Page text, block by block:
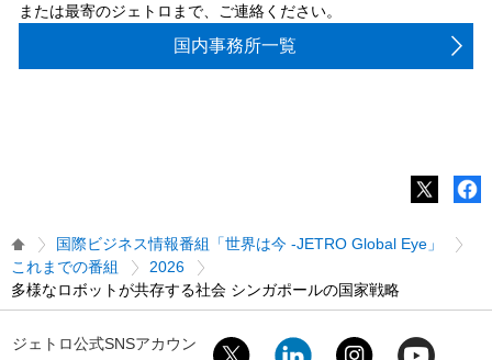
または最寄のジェトロまで、ご連絡ください。
国内事務所一覧
国際ビジネス情報番組「世界は今 -JETRO Global Eye」
これまでの番組
2026
多様なロボットが共存する社会 シンガポールの国家戦略
ジェトロ公式SNSアカウン